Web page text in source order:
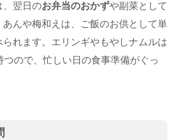
、翌日のお弁当のおかずや副菜として
あんや梅和えは、ご飯のお供として単
れます。エリンギやもやしナムルは
つので、忙しい日の食事準備がぐっ